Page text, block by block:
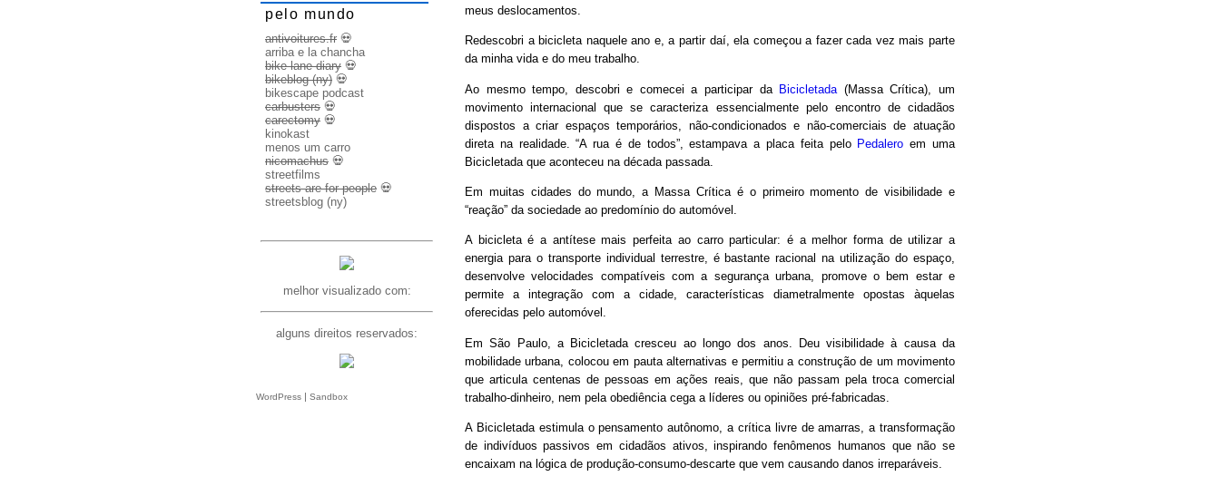
meus deslocamentos.
Redescobri a bicicleta naquele ano e, a partir daí, ela começou a fazer cada vez mais parte
da minha vida e do meu trabalho.
Ao mesmo tempo, descobri e comecei a participar da Bicicletada (Massa Crítica), um
movimento internacional que se caracteriza essencialmente pelo encontro de cidadãos
dispostos a criar espaços temporários, não-condicionados e não-comerciais de atuação
direta na realidade. “A rua é de todos”, estampava a placa feita pelo Pedalero em uma
Bicicletada que aconteceu na década passada.
Em muitas cidades do mundo, a Massa Crítica é o primeiro momento de visibilidade e
“reação” da sociedade ao predomínio do automóvel.
A bicicleta é a antítese mais perfeita ao carro particular: é a melhor forma de utilizar a
energia para o transporte individual terrestre, é bastante racional na utilização do espaço,
desenvolve velocidades compatíveis com a segurança urbana, promove o bem estar e
permite a integração com a cidade, características diametralmente opostas àquelas
oferecidas pelo automóvel.
Em São Paulo, a Bicicletada cresceu ao longo dos anos. Deu visibilidade à causa da
mobilidade urbana, colocou em pauta alternativas e permitiu a construção de um movimento
que articula centenas de pessoas em ações reais, que não passam pela troca comercial
trabalho-dinheiro, nem pela obediência cega a líderes ou opiniões pré-fabricadas.
A Bicicletada estimula o pensamento autônomo, a crítica livre de amarras, a transformação
de indivíduos passivos em cidadãos ativos, inspirando fenômenos humanos que não se
encaixam na lógica de produção-consumo-descarte que vem causando danos irreparáveis.
pelo mundo
antivoitures.fr 💀
arriba e la chancha
bike lane diary 💀
bikeblog (ny) 💀
bikescape podcast
carbusters 💀
carectomy 💀
kinokast
menos um carro
nicomachus 💀
streetfilms
streets are for people 💀
streetsblog (ny)
melhor visualizado com:
alguns direitos reservados:
WordPress | Sandbox